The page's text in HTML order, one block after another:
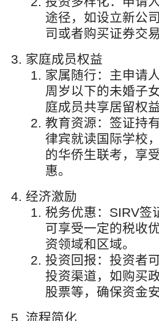
途径，如设立新公
司或者购买证券交
家庭成员权益
家属随行：主申请
周岁以下的未婚子
庭成员共享居留权益
教育资源：签证持
律宾就读国际学校
的华侨生联考，享
惠。
经济激励
税务优惠：SIRV签
可享受一定的税收
资领域和区域。
投资回报：投资者
投资渠道，如购买
股票等，确保资金安
流程简化